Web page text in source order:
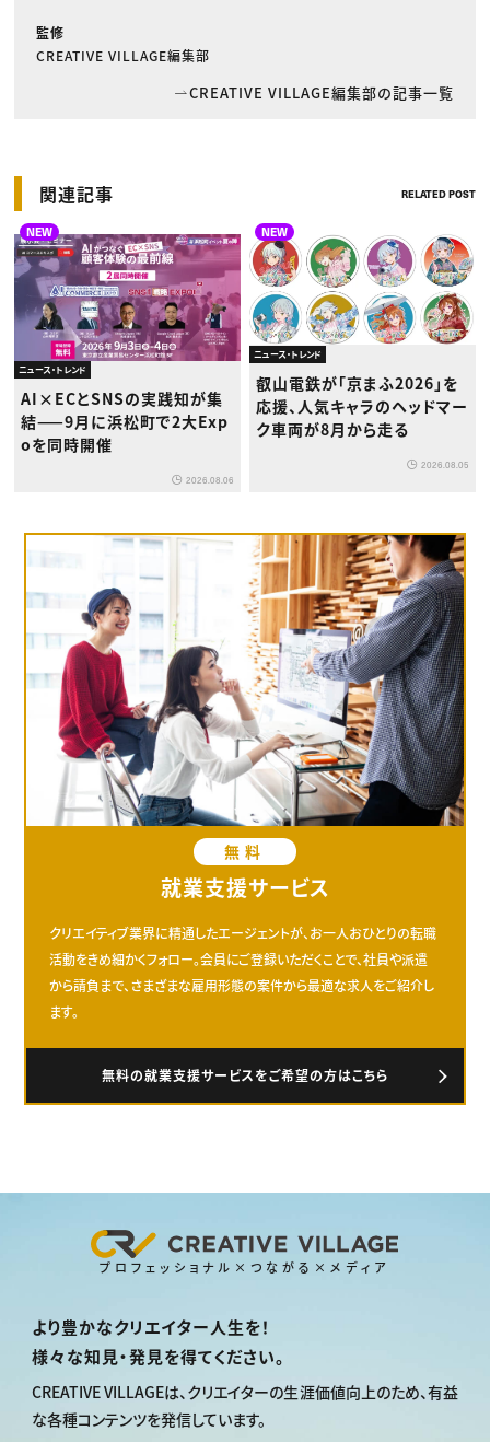
監修
CREATIVE VILLAGE編集部
CREATIVE VILLAGE編集部の記事一覧
関連記事 RELATED POST
NEW
ニュース・トレンド
AI×ECとSNSの実践知が集
結——9月に浜松町で2大Exp
oを同時開催
2026.08.06
NEW
ニュース・トレンド
叡山電鉄が「京まふ2026」を
応援、人気キャラのヘッドマー
ク車両が8月から走る
2026.08.05
無料
就業支援サービス
クリエイティブ業界に精通したエージェントが、お一人おひとりの転職
活動をきめ細かくフォロー。会員にご登録いただくことで、社員や派遣
から請負まで、さまざまな雇用形態の案件から最適な求人をご紹介し
ます。
無料の就業支援サービスをご希望の方はこちら
プロフェッショナル×つながる×メディア
より豊かなクリエイター人生を！
様々な知見・発見を得てください。
CREATIVE VILLAGEは、クリエイターの生涯価値向上のため、有益
な各種コンテンツを発信しています。